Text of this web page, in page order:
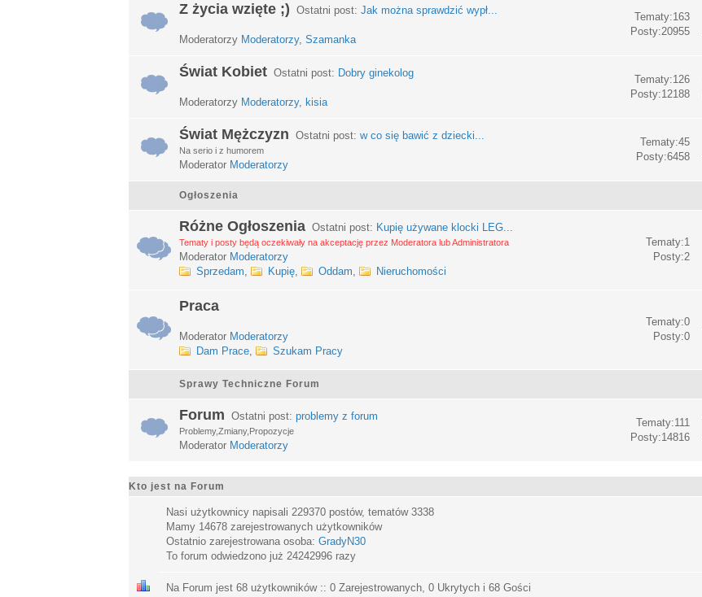
Z życia wzięte ;) Ostatni post: Jak można sprawdzić wypł...
Moderatorzy Moderatorzy, Szamanka
Tematy:163
Posty:20955
Świat Kobiet Ostatni post: Dobry ginekolog
Moderatorzy Moderatorzy, kisia
Tematy:126
Posty:12188
Świat Mężczyzn Ostatni post: w co się bawić z dziecki...
Na serio i z humorem
Moderator Moderatorzy
Tematy:45
Posty:6458
Ogłoszenia
Różne Ogłoszenia Ostatni post: Kupię używane klocki LEG...
Tematy i posty będą oczekiwały na akceptację przez Moderatora lub Administratora
Moderator Moderatorzy
Sprzedam, Kupię, Oddam, Nieruchomości
Tematy:1
Posty:2
Praca
Moderator Moderatorzy
Dam Prace, Szukam Pracy
Tematy:0
Posty:0
Sprawy Techniczne Forum
Forum Ostatni post: problemy z forum
Problemy,Zmiany,Propozycje
Moderator Moderatorzy
Tematy:111
Posty:14816
Kto jest na Forum
Nasi użytkownicy napisali 229370 postów, tematów 3338
Mamy 14678 zarejestrowanych użytkowników
Ostatnio zarejestrowana osoba: GradyN30
To forum odwiedzono już 24242996 razy
Na Forum jest 68 użytkowników :: 0 Zarejestrowanych, 0 Ukrytych i 68 Gości